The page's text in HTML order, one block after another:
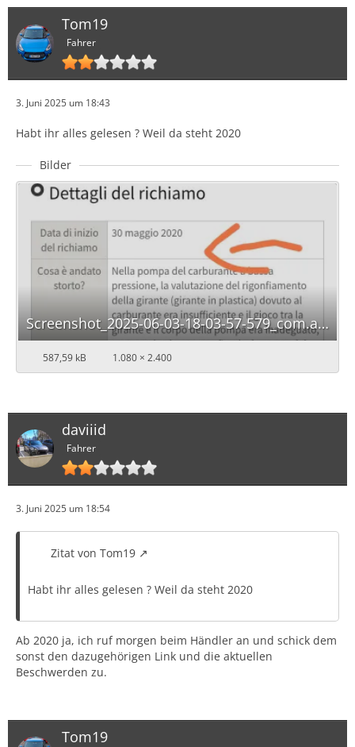
Tom19
Fahrer
3. Juni 2025 um 18:43
Habt ihr alles gelesen ? Weil da steht 2020
Bilder
Screenshot_2025-06-03-18-03-57-579_com.android.chrome-edit.jpg
587,59 kB 1.080 × 2.400
daviiid
Fahrer
3. Juni 2025 um 18:54
Zitat von Tom19
Habt ihr alles gelesen ? Weil da steht 2020
Ab 2020 ja, ich ruf morgen beim Händler an und schick dem
sonst den dazugehörigen Link und die aktuellen
Beschwerden zu.
Tom19